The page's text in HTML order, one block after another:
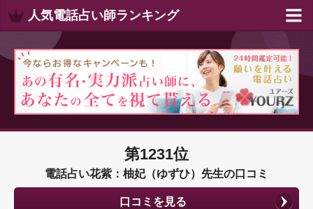
人気電話占い師ランキング
第1231位
電話占い花紫：柚妃（ゆずひ）先生の口コミ
口コミを見る